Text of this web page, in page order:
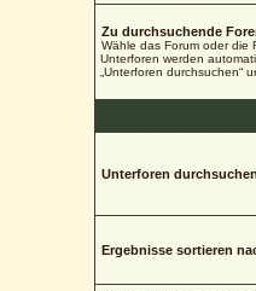
Zu durchsuchende
Wähle das Forum oder die
Unterforen werden
„Unterforen durchsuchen“
Unterforen
Ergebnisse sortieren